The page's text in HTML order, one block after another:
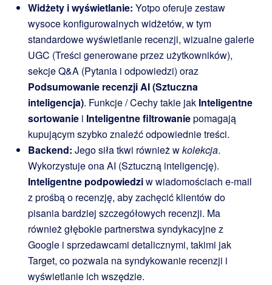
Widżety i wyświetlanie: Yotpo oferuje zestaw
wysoce konfigurowalnych widżetów, w tym
standardowe wyświetlanie recenzji, wizualne galerie
UGC (Treści generowane przez użytkowników),
sekcje Q&A (Pytania i odpowiedzi) oraz
Podsumowanie recenzji AI (Sztuczna
inteligencja). Funkcje / Cechy takie jak Inteligentne
sortowanie i Inteligentne filtrowaniepomagają
kupującym szybko znaleźć odpowiednie treści.
Backend: Jego siła tkwi również wkolekcja.
Wykorzystuje ona AI (Sztuczną inteligencję).
Inteligentne podpowiedziw wiadomościach e-mail
z prośbą o recenzję, aby zachęcić klientów do
pisania bardziej szczegółowych recenzji. Ma
również głębokie partnerstwa syndykacyjne z
Google i sprzedawcami detalicznymi, takimi jak
Target, co pozwala na syndykowanie recenzji i
wyświetlanie ich wszędzie.